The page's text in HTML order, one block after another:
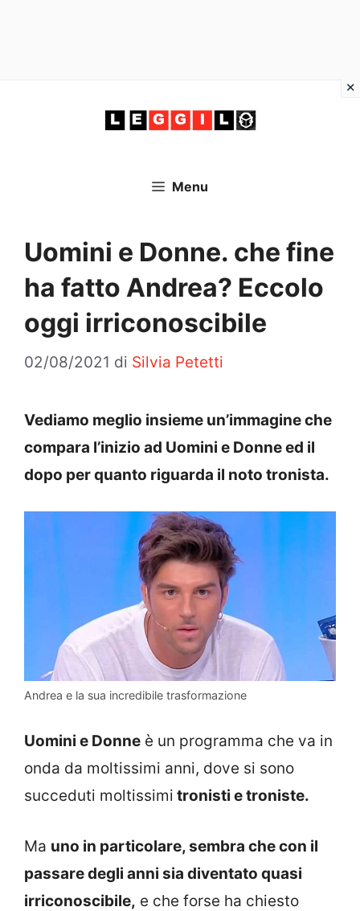
Menu
Uomini e Donne. che fine
ha fatto Andrea? Eccolo
oggi irriconoscibile
02/08/2021 di Silvia Petetti
Vediamo meglio insieme un’immagine che
compara l’inizio ad Uomini e Donne ed il
dopo per quanto riguarda il noto tronista.
Andrea e la sua incredibile trasformazione
Uomini e Donne è un programma che va in
onda da moltissimi anni, dove si sono
succeduti moltissimi tronisti e troniste.
Ma uno in particolare, sembra che con il
passare degli anni sia diventato quasi
irriconoscibile, e che forse ha chiesto